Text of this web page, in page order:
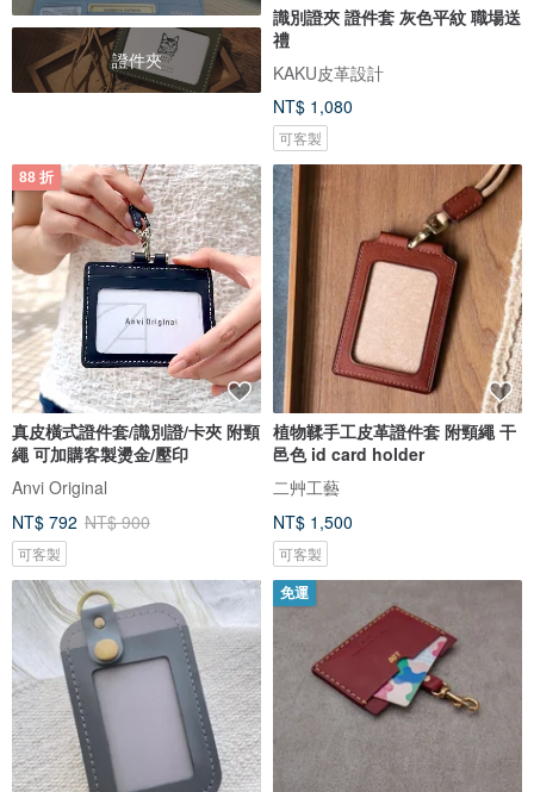
證件夾
識別證夾 證件套 灰色平紋 職場送
禮
KAKU皮革設計
NT$ 1,080
可客製
88 折
真皮橫式證件套/識別證/卡夾 附頸
繩 可加購客製燙金/壓印
Anvi Original
NT$ 792 NT$ 900
可客製
植物鞣手工皮革證件套 附頸繩 干
邑色 id card holder
二艸工藝
NT$ 1,500
可客製
免運